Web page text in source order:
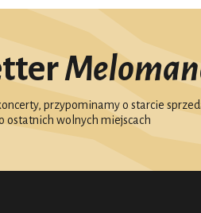
przypominamy o starcie
ostatnich wolnych miejscach